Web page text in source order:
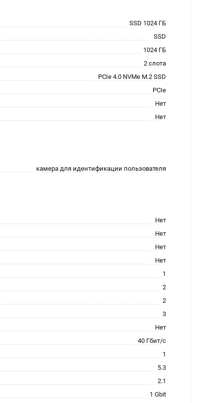
SSD 1024 ГБ
SSD
1024 ГБ
2 слота
PCIe 4.0 NVMe M.2 SSD
PCIe
Нет
Нет
камера для идентификации пользователя
Нет
Нет
Нет
Нет
1
2
2
3
Нет
40 Гбит/с
1
5.3
2.1
1 Gbit